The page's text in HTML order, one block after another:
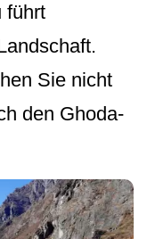
führt
Sie nicht
den Ghoda-